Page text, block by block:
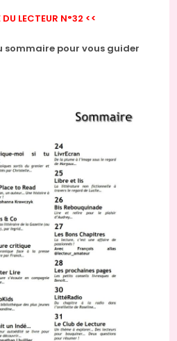
LECTEUR N°32 <<
sommaire pour vous guider